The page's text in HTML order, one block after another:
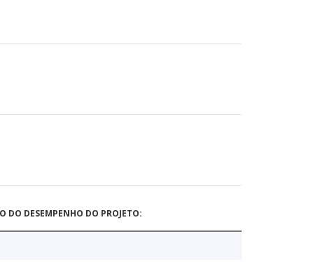
DO DESEMPENHO DO PROJETO: